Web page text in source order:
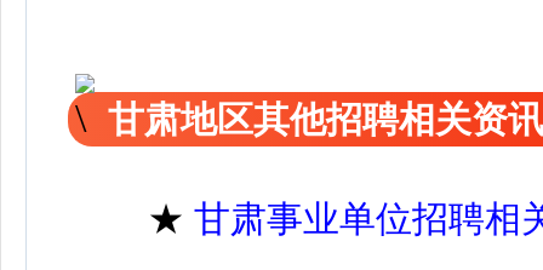
甘肃地区其他招聘相关资
★ 甘肃事业单位招聘相